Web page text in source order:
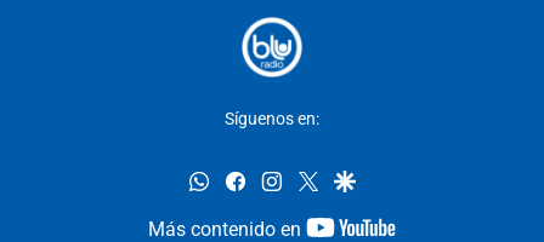
Síguenos en:
whatsappfacebookinstagram
twittergoogle
Más contenido en
youtube-